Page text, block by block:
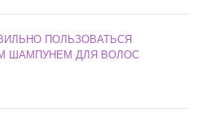
ПОЛЬЗОВАТЬСЯ
ШАМПУНЕМ ДЛЯ ВОЛОС